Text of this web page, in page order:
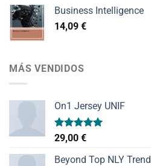
Business Intelligence
14,09 €
MÁS VENDIDOS
On1 Jersey UNIF
Valorado
con
de 5
29,00 €
Beyond Top NLY Trend